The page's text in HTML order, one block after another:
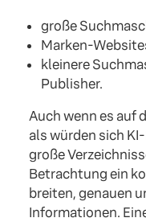
große
Marken-
kleinere
Publisher.
Auch wenn es auf
als würden sich
große
Betrachtung ein
breiten, genauen
Informationen.